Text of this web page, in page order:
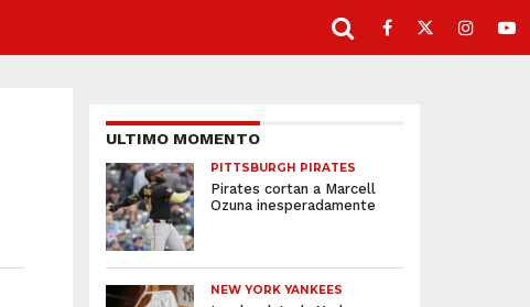
ULTIMO MOMENTO
PITTSBURGH PIRATES
Pirates cortan a Marcell
Ozuna inesperadamente
NEW YORK YANKEES